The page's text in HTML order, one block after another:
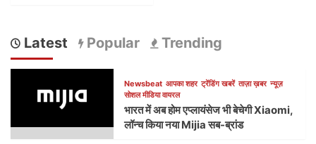
Latest Popular Trending
Newsbeat आपका शहर ट्रेंडिंग खबरें ताज़ा ख़बर न्यूज़
सोशल मीडिया वायरल
भारत में अब होम एप्लायंसेज भी बेचेगी Xiaomi,
लॉन्च किया नया Mijia सब-ब्रांड